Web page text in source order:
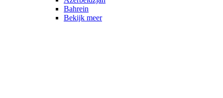
Bahrein
Bekijk meer